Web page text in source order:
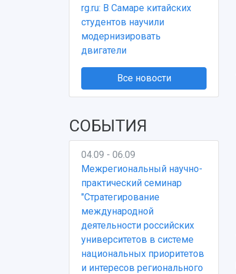
rg.ru: В Самаре китайских
студентов научили
модернизировать
двигатели
Все новости
СОБЫТИЯ
04.09 - 06.09
Межрегиональный научно-
практический семинар
"Стратегирование
международной
деятельности российских
университетов в системе
национальных приоритетов
и интересов регионального